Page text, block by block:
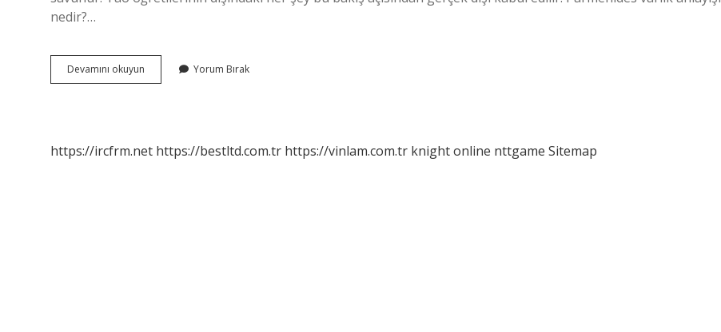
nedir?…
Devamını okuyun
Vardır
Yorum Bırak
https://ircfrm.net https://bestltd.com.tr https://vinlam.com.tr knight online nttgame Sitemap